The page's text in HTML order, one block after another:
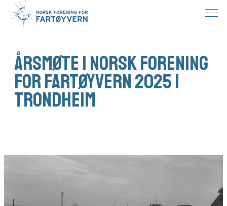
Årsmøte i Norsk Forening
for Fartøyvern 2025 i
Trondheim